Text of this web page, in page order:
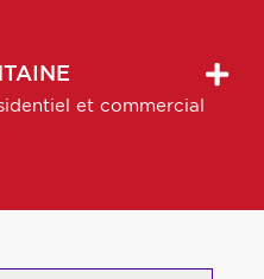
et commercial